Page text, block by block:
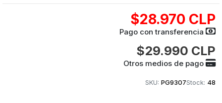
$28.970 CLP
Pago con transferencia
$29.990 CLP
Otros medios de pago
SKU: PG9307Stock: 48